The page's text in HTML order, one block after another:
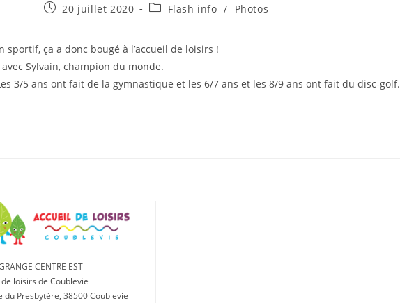
Publication
20 juillet 2020
PostFlash info / Photos
ça a donc bougé à l’accueil de loisirs !
Sylvain, champion du monde.
3/5 ans ont fait de la gymnastique et les 6/7 ans et les 8/9 ans ont fait du disc-golf.
CENTRE EST
loisirs de Coublevie
du Presbytère, 38500 Coublevie